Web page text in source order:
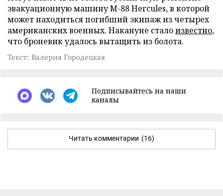
эвакуационную машину M-88 Hercules, в которой
может находиться погибший экипаж из четырех
американских военных. Накануне сталоизвестно,
что броневик удалось вытащить из болота.
Текст: Валерия Городецкая
Подписывайтесь на наши
каналы
Читать комментарии (16)